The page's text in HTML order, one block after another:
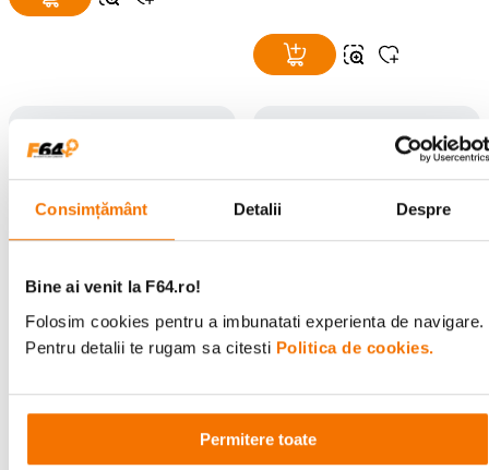
Consimțământ Detalii Despre
Bine ai venit la F64.ro!
Folosim cookies pentru a imbunatati experienta de navigare.
Pentru detalii te rugam sa citesti Politica de cookies.
Permitere toate
Luucco AirMic Microfon
Wireless Dual USB-C
249 00 lei
Luucco MiniPods-K2 Microfon
Wireless 2 TX + 1 RX USB-C
Ai vizualizat toate produsele